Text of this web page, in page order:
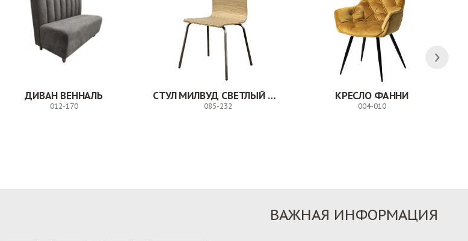
ДИВАН ВЕННАЛЬ
012-170
СТУЛ МИЛВУД СВЕТЛЫЙ ШЕЛК
085-232
КРЕСЛО ФАННИ
004-010
ВАЖНАЯ ИНФОРМАЦИЯ